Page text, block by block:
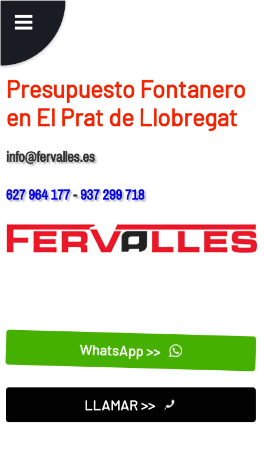
Presupuesto Fontanero
en El Prat de Llobregat
info@fervalles.es
627 964 177-937 299 718
WhatsApp >>
LLAMAR >>